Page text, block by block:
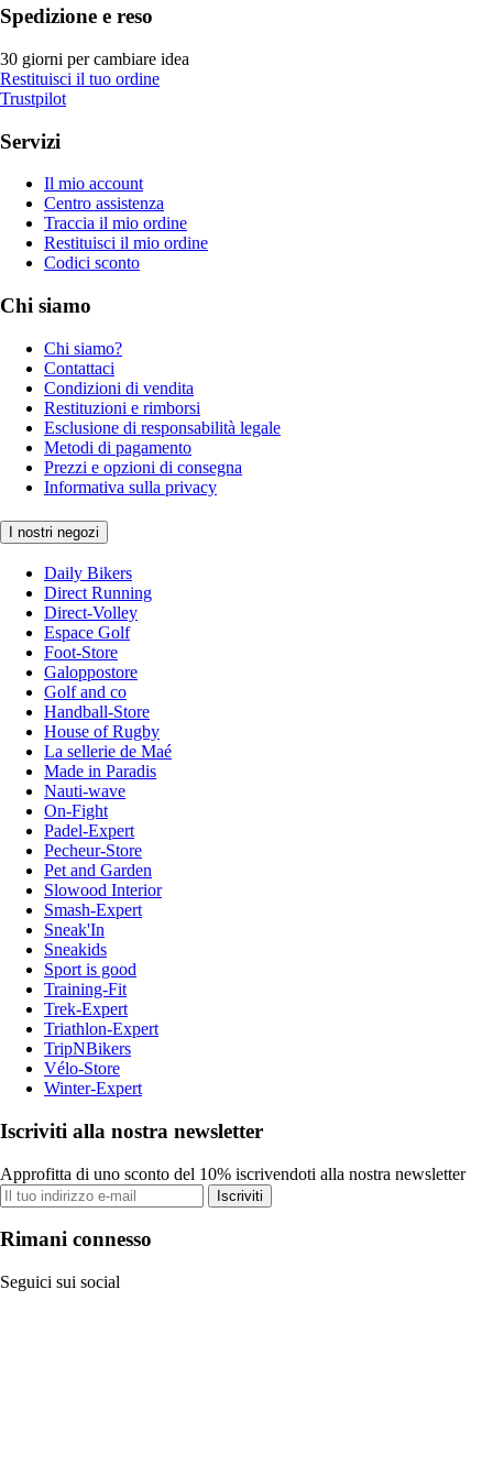
Spedizione e reso
30 giorni per cambiare idea
Restituisci il tuo ordine
Trustpilot
Servizi
Il mio account
Centro assistenza
Traccia il mio ordine
Restituisci il mio ordine
Codici sconto
Chi siamo
Chi siamo?
Contattaci
Condizioni di vendita
Restituzioni e rimborsi
Esclusione di responsabilità legale
Metodi di pagamento
Prezzi e opzioni di consegna
Informativa sulla privacy
I nostri negozi
Daily Bikers
Direct Running
Direct-Volley
Espace Golf
Foot-Store
Galoppostore
Golf and co
Handball-Store
House of Rugby
La sellerie de Maé
Made in Paradis
Nauti-wave
On-Fight
Padel-Expert
Pecheur-Store
Pet and Garden
Slowood Interior
Smash-Expert
Sneak'In
Sneakids
Sport is good
Training-Fit
Trek-Expert
Triathlon-Expert
TripNBikers
Vélo-Store
Winter-Expert
Iscriviti alla nostra newsletter
Approfitta di uno sconto del 10% iscrivendoti alla nostra newsletter
Iscriviti
Rimani connesso
Seguici sui social